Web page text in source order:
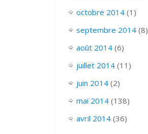
octobre 2014(1)
septembre 2014(8)
août 2014(6)
juillet 2014(11)
juin 2014(2)
mai 2014(138)
avril 2014(36)